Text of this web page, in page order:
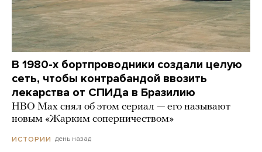
В 1980-х бортпроводники создали целую
сеть, чтобы контрабандой ввозить
лекарства от СПИДа в Бразилию
HBO Max снял об этом сериал — его называют
новым «Жарким соперничеством»
ИСТОРИИ день назад